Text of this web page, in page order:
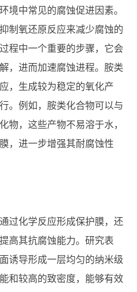
境中常见的腐蚀促进因素。
制氧还原反应来减少腐蚀的
程中一个重要的步骤，它会
，进而加速腐蚀进程。胺类
，生成较为稳定的氧化产
。例如，胺类化合物可以与
物，这些产物不易溶于水，
，进一步增强其耐腐蚀性
过化学反应形成保护膜，还
高其抗腐蚀能力。研究表
诱导形成一层均匀的纳米级
和较高的致密度，能够有效